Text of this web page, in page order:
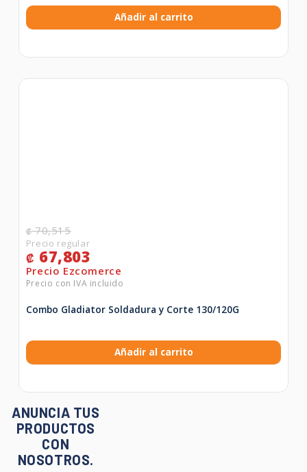
Añadir al carrito
₡70,515
₡ 67,803
Combo Gladiator Soldadura y Corte 130/120G
Añadir al carrito
ANUNCIA TUS
PRODUCTOS
CON
NOSOTROS.